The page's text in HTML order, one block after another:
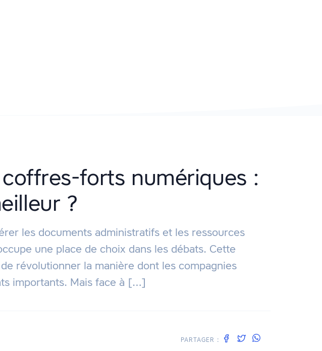
forts numériques :
?
les documents administratifs et les ressources
une place de choix dans les débats. Cette
révolutionner la manière dont les compagnies
importants. Mais face à […]
PARTAGER :